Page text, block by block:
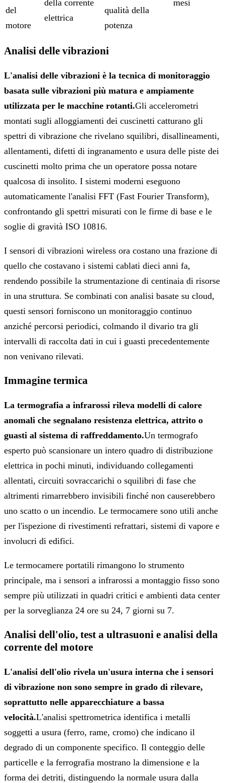
del
motore
della corrente
elettrica
qualità della
potenza
mesi
Analisi delle vibrazioni
L'analisi delle vibrazioni è la tecnica di monitoraggio
basata sulle vibrazioni più matura e ampiamente
utilizzata per le macchine rotanti.Gli accelerometri
montati sugli alloggiamenti dei cuscinetti catturano gli
spettri di vibrazione che rivelano squilibri, disallineamenti,
allentamenti, difetti di ingranamento e usura delle piste dei
cuscinetti molto prima che un operatore possa notare
qualcosa di insolito. I sistemi moderni eseguono
automaticamente l'analisi FFT (Fast Fourier Transform),
confrontando gli spettri misurati con le firme di base e le
soglie di gravità ISO 10816.
I sensori di vibrazioni wireless ora costano una frazione di
quello che costavano i sistemi cablati dieci anni fa,
rendendo possibile la strumentazione di centinaia di risorse
in una struttura. Se combinati con analisi basate su cloud,
questi sensori forniscono un monitoraggio continuo
anziché percorsi periodici, colmando il divario tra gli
intervalli di raccolta dati in cui i guasti precedentemente
non venivano rilevati.
Immagine termica
La termografia a infrarossi rileva modelli di calore
anomali che segnalano resistenza elettrica, attrito o
guasti al sistema di raffreddamento.Un termografo
esperto può scansionare un intero quadro di distribuzione
elettrica in pochi minuti, individuando collegamenti
allentati, circuiti sovraccarichi o squilibri di fase che
altrimenti rimarrebbero invisibili finché non causerebbero
uno scatto o un incendio. Le termocamere sono utili anche
per l'ispezione di rivestimenti refrattari, sistemi di vapore e
involucri di edifici.
Le termocamere portatili rimangono lo strumento
principale, ma i sensori a infrarossi a montaggio fisso sono
sempre più utilizzati in quadri critici e ambienti data center
per la sorveglianza 24 ore su 24, 7 giorni su 7.
Analisi dell'olio, test a ultrasuoni e analisi della
corrente del motore
L'analisi dell'olio rivela un'usura interna che i sensori
di vibrazione non sono sempre in grado di rilevare,
soprattutto nelle apparecchiature a bassa
velocità.L'analisi spettrometrica identifica i metalli
soggetti a usura (ferro, rame, cromo) che indicano il
degrado di un componente specifico. Il conteggio delle
particelle e la ferrografia mostrano la dimensione e la
forma dei detriti, distinguendo la normale usura dalla